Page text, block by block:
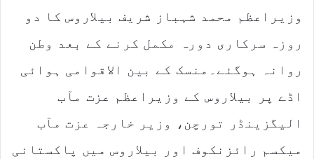
a
e
وزیراعظم محمد شہباز شریف بیلاروس کا دو
روزہ سرکاری دورہ مکمل کرنے کے بعد وطن
روانہ ہوگئے۔منسک کے بین الاقوامی ہوائی
اڈے پر بیلاروس کے وزیراعظم عزت مآب
الیگزینڈر تورچن، وزیر خارجہ عزت مآب
میکسم رائزنکوف اور بیلاروس میں پاکستانی